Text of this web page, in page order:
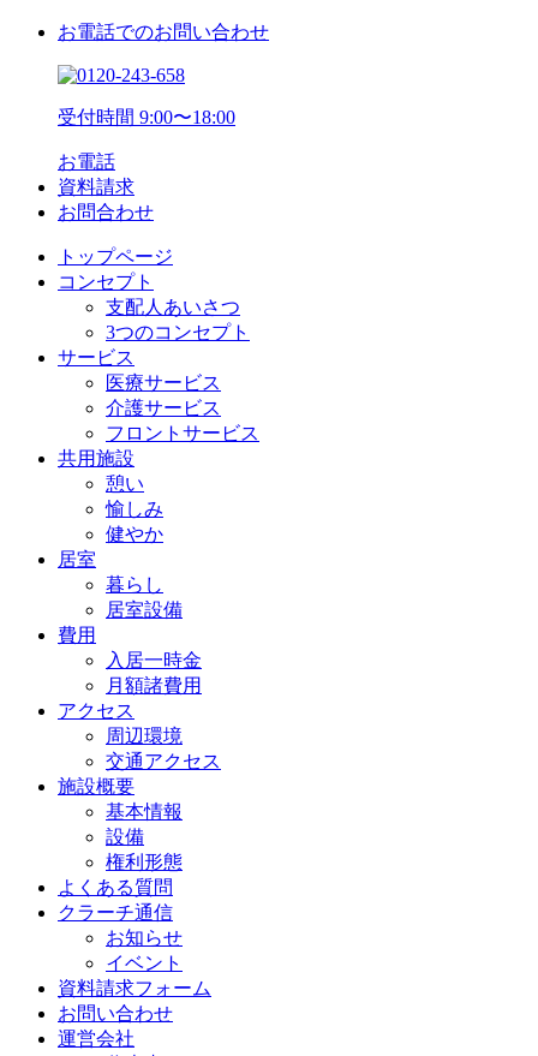
お電話でのお問い合わせ
受付時間 9:00〜18:00
お電話
資料請求
お問合わせ
トップページ
コンセプト
支配人あいさつ
3つのコンセプト
サービス
医療サービス
介護サービス
フロントサービス
共用施設
憩い
愉しみ
健やか
居室
暮らし
居室設備
費用
入居一時金
月額諸費用
アクセス
周辺環境
交通アクセス
施設概要
基本情報
設備
権利形態
よくある質問
クラーチ通信
お知らせ
イベント
資料請求フォーム
お問い合わせ
運営会社